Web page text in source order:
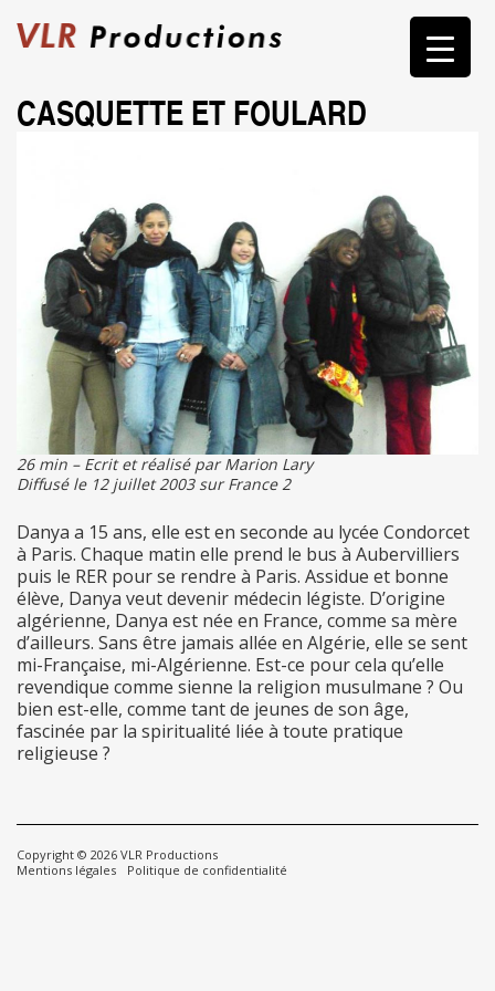
content
CASQUETTE ET FOULARD
26 min – Ecrit et réalisé par Marion Lary
Diffusé le 12 juillet 2003 sur France 2
Danya a 15 ans, elle est en seconde au lycée Condorcet
à Paris. Chaque matin elle prend le bus à Aubervilliers
puis le RER pour se rendre à Paris. Assidue et bonne
élève, Danya veut devenir médecin légiste. D’origine
algérienne, Danya est née en France, comme sa mère
d’ailleurs. Sans être jamais allée en Algérie, elle se sent
mi-Française, mi-Algérienne. Est-ce pour cela qu’elle
revendique comme sienne la religion musulmane ? Ou
bien est-elle, comme tant de jeunes de son âge,
fascinée par la spiritualité liée à toute pratique
religieuse ?
Copyright © 2026 VLR Productions
Mentions légales
Politique de confidentialité